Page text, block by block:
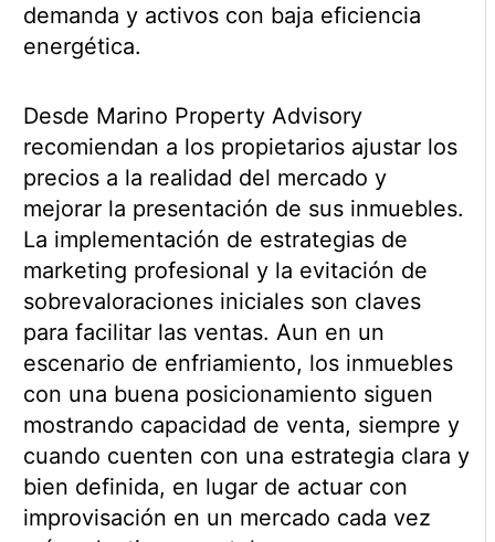
demanda y activos con baja eficiencia
energética.
Desde Marino Property Advisory
recomiendan a los propietarios ajustar los
precios a la realidad del mercado y
mejorar la presentación de sus inmuebles.
La implementación de estrategias de
marketing profesional y la evitación de
sobrevaloraciones iniciales son claves
para facilitar las ventas. Aun en un
escenario de enfriamiento, los inmuebles
con una buena posicionamiento siguen
mostrando capacidad de venta, siempre y
cuando cuenten con una estrategia clara y
bien definida, en lugar de actuar con
improvisación en un mercado cada vez